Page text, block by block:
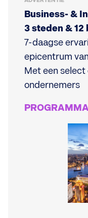
Business- &
3 steden &
7-daagse
epicentrum
Met een
ondernemers